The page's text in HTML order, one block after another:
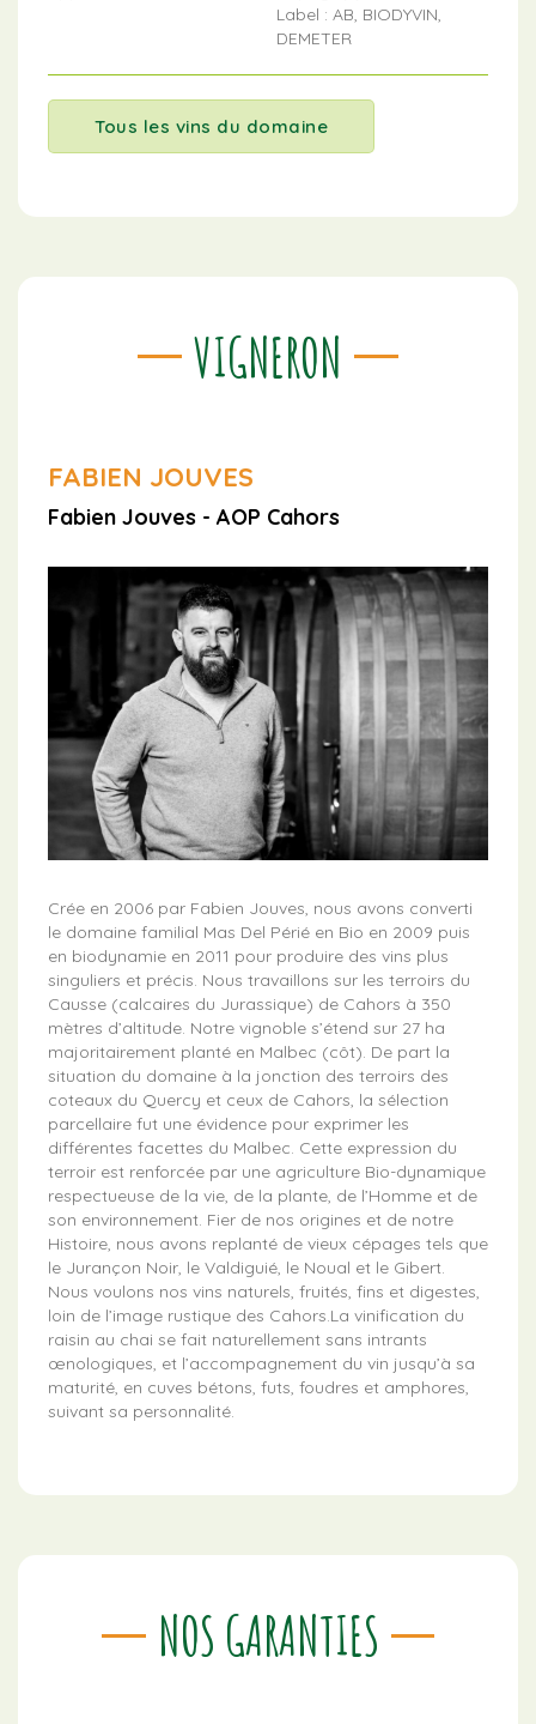
Label : AB, BIODYVIN,
DEMETER
Tous les vins du domaine
VIGNERON
FABIEN JOUVES
Fabien Jouves - AOP Cahors
Crée en 2006 par Fabien Jouves, nous avons converti
le domaine familial Mas Del Périé en Bio en 2009 puis
en biodynamie en 2011 pour produire des vins plus
singuliers et précis. Nous travaillons sur les terroirs du
Causse (calcaires du Jurassique) de Cahors à 350
mètres d’altitude. Notre vignoble s’étend sur 27 ha
majoritairement planté en Malbec (côt). De part la
situation du domaine à la jonction des terroirs des
coteaux du Quercy et ceux de Cahors, la sélection
parcellaire fut une évidence pour exprimer les
différentes facettes du Malbec. Cette expression du
terroir est renforcée par une agriculture Bio-dynamique
respectueuse de la vie, de la plante, de l’Homme et de
son environnement. Fier de nos origines et de notre
Histoire, nous avons replanté de vieux cépages tels que
le Jurançon Noir, le Valdiguié, le Noual et le Gibert.
Nous voulons nos vins naturels, fruités, fins et digestes,
loin de l’image rustique des Cahors.La vinification du
raisin au chai se fait naturellement sans intrants
œnologiques, et l’accompagnement du vin jusqu’à sa
maturité, en cuves bétons, futs, foudres et amphores,
suivant sa personnalité.
NOS GARANTIES